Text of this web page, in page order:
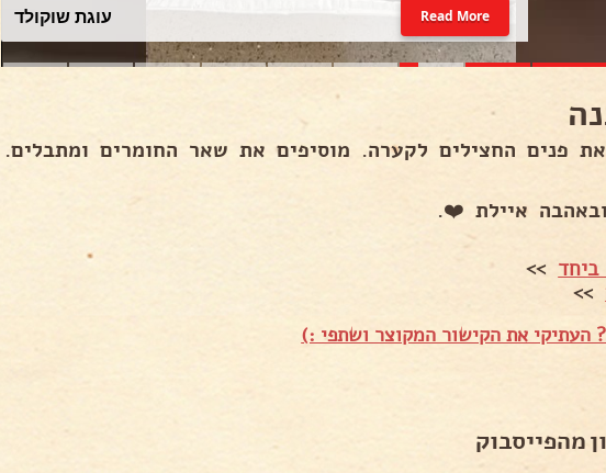
עוגת שוקולד Read More
פנים החצילים לקערה. מוסיפים את שאר החומרים
איילת ❤️.
>>
>>
העתיקי את הקישור המקוצר ושתפי :)
מהפייסבוק